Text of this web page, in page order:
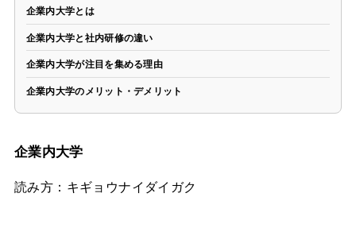
企業内大学とは
企業内大学と社内研修の違い
企業内大学が注目を集める理由
企業内大学のメリット・デメリット
企業内大学
読み方：キギョウナイダイガク